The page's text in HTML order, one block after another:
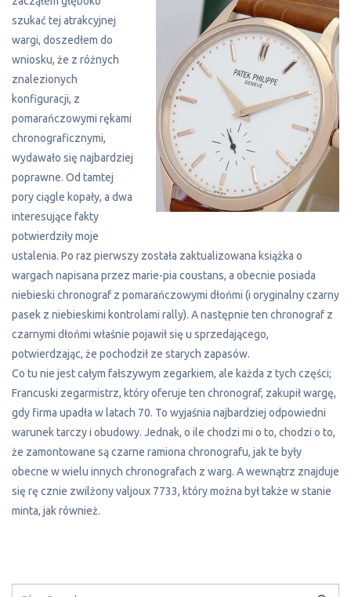
szukać tej atrakcyjnej
wargi, doszedłem do
wniosku, że z różnych
znalezionych
konfiguracji, z
pomarańczowymi rękami
chronograficznymi,
wydawało się najbardziej
poprawne. Od tamtej
pory ciągle kopały, a dwa
interesujące fakty
potwierdziły moje
ustalenia. Po raz pierwszy została zaktualizowana książka o
wargach napisana przez marie-pia coustans, a obecnie posiada
niebieski chronograf z pomarańczowymi dłońmi (i oryginalny czarny
pasek z niebieskimi kontrolami rally). A następnie ten chronograf z
czarnymi dłońmi właśnie pojawił się u sprzedającego,
potwierdzając, że pochodził ze starych zapasów.
Co tu nie jest całym fałszywym zegarkiem, ale każda z tych części;
Francuski zegarmistrz, który oferuje ten chronograf, zakupił wargę,
gdy firma upadła w latach 70. To wyjaśnia najbardziej odpowiedni
warunek tarczy i obudowy. Jednak, o ile chodzi mi o to, chodzi o to,
że zamontowane są czarne ramiona chronografu, jak te były
obecne w wielu innych chronografach z warg. A wewnątrz znajduje
się rę cznie zwilżony valjoux 7733, który można był także w stanie
minta, jak również.